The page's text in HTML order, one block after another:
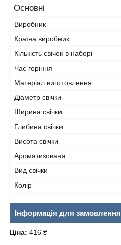
Основні
Виробник
Країна виробник
Кількість свічок в наборі
Час горіння
Матеріал виготовлення
Діаметр свічки
Ширина свічки
Глибина свічки
Висота свічки
Ароматизована
Вид свічки
Колір
Інформація для замовлення
Ціна: 416 ₴